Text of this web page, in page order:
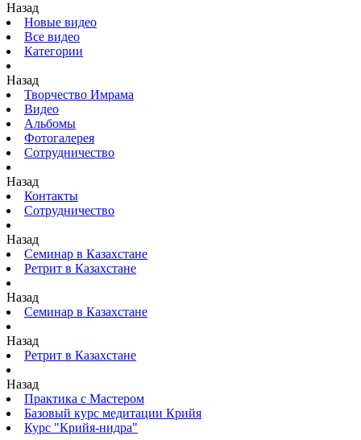
Назад
Новые видео
Все видео
Категории
Назад
Творчество Имрама
Видео
Альбомы
Фотогалерея
Сотрудничество
Назад
Контакты
Сотрудничество
Назад
Семинар в Казахстане
Ретрит в Казахстане
Назад
Семинар в Казахстане
Назад
Ретрит в Казахстане
Назад
Практика с Мастером
Базовый курс медитации Крийя
Курс "Крийя-нидра"